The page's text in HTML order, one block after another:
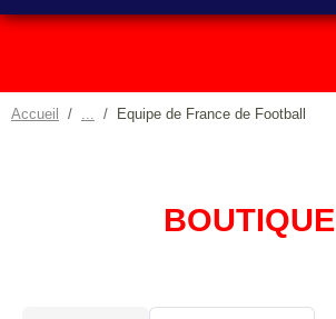
Accueil Equipe de France de Football
BOUTIQUE